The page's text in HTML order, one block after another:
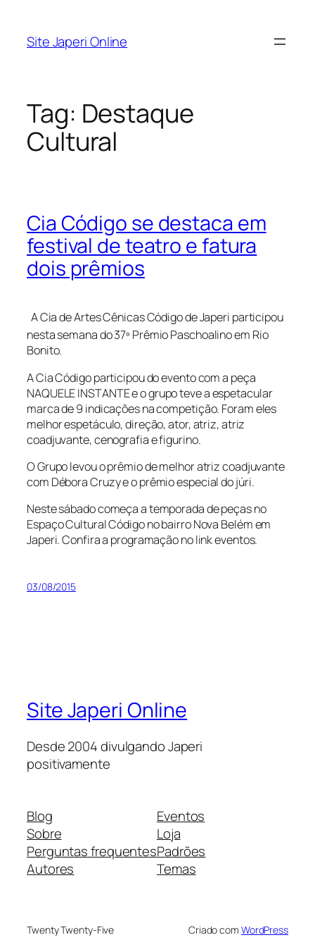
Site Japeri Online
Tag: Destaque
Cultural
Cia Código se destaca em
festival de teatro e fatura
dois prêmios
A Cia de Artes Cênicas Código de Japeri participou
nesta semana do 37º Prêmio Paschoalino em Rio
Bonito.
A Cia Código participou do evento com a peça
NAQUELE INSTANTE e o grupo teve a espetacular
marca de 9 indicações na competição. Foram eles
melhor espetáculo, direção, ator, atriz, atriz
coadjuvante, cenografia e figurino.
O Grupo levou o prêmio de melhor atriz coadjuvante
com Débora Cruzy e o prêmio especial do júri.
Neste sábado começa a temporada de peças no
Espaço Cultural Código no bairro Nova Belém em
Japeri. Confira a programação no link eventos.
03/08/2015
Site Japeri Online
Desde 2004 divulgando Japeri
positivamente
Blog
Sobre
Perguntas frequentes
Autores
Eventos
Loja
Padrões
Temas
Twenty Twenty-Five Criado com WordPress